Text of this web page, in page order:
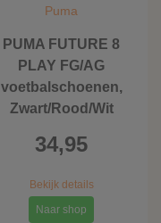
Puma
PUMA FUTURE 8
PLAY FG/AG
voetbalschoenen,
Zwart/Rood/Wit
34,95
Bekijk details
Naar shop